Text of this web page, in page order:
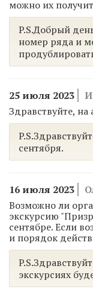
можно их
P.S.Добрый
номер ряда и
25 июля 2023
Здравствуйте, на
сентября.
16 июля 2023
Возможно ли
экскурсию
сентябре. Если
и порядок
экскурсиях